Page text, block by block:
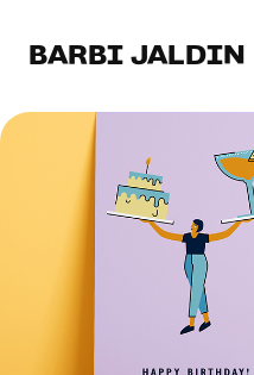
BARBI JALDIN
Tarjetas